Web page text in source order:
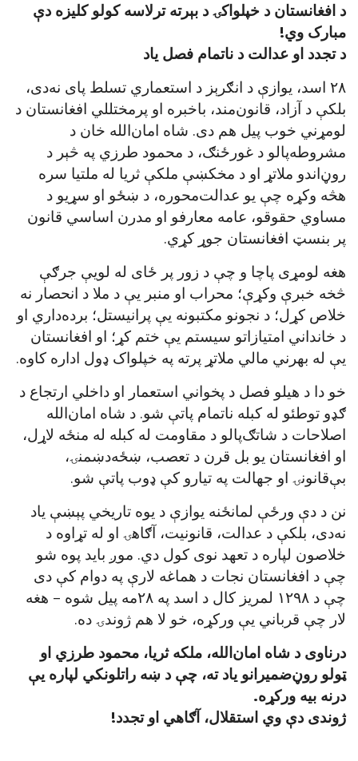
د افغانستان د خپلواکۍ د بېرته ترلاسه کولو کلیزه دې
مبارک وي!
د تجدد او عدالت د ناتمام فصل یاد
۲۸ اسد، یوازې د انګرېز د استعماري تسلط پای نه‌دی،
بلکې د آزاد، قانون‌مند، باخبره او پرمختللي افغانستان د
لومړني خوب پیل هم دی. شاه امان‌الله خان د
مشروطه‌پالو د غورځنګ، د محمود طرزي په څېر د
روڼ‌اندو ملاتړ او د مخکښې ملکې ثریا له ملتیا سره
هڅه وکړه چې یو عدالت‌محوره، د ښځو او سړیو د
مساوي حقوقو، عامه معارفو او مدرن اساسي قانون
پر بنسټ افغانستان جوړ کړي.
هغه لومړی پاچا و چې د زور پر ځای له لویې جرګې
څخه خبرې وکړې؛ محراب او منبر یې د ملا د انحصار نه
خلاص کړل؛ د نجونو مکتبونه یې پرانیستل؛ برده‌داري او
د خانداني امتیازاتو سیستم یې ختم کړ؛ او افغانستان
یې له بهرني مالي ملاتړ پرته په خپلواک ډول اداره کاوه.
خو دا د هیلو فصل د پخواني استعمار او داخلي ارتجاع د
ګډو توطئو له کبله ناتمام پاتې شو. د شاه امان‌الله
اصلاحات د شاتګ‌پالو د مقاومت له کبله له منځه لاړل،
او افغانستان یو بل قرن د تعصب، ښځه‌دښمنۍ،
بې‌قانونۍ او جهالت په تیارو کې ډوب پاتې شو.
نن د دې ورځې لمانځنه یوازې د یوه تاریخي پېښې یاد
نه‌دی، بلکې د عدالت، قانونیت، آګاهۍ او له تړاوه د
خلاصون لپاره د تعهد نوی کول دي. موږ باید پوه شو
چې د افغانستان نجات د هماغه لارې په دوام کې دی
چې د ۱۲۹۸ لمریز کال د اسد په ۲۸مه پیل شوه – هغه
لار چې قرباني یې ورکړه، خو لا هم ژوندۍ ده.
درناوی د شاه امان‌الله، ملکه ثریا، محمود طرزي او
ټولو روڼ‌ضمیرانو یاد ته، چې د ښه راتلونکي لپاره یې
درنه بیه ورکړه.
ژوندی دې وي استقلال، آګاهي او تجدد!